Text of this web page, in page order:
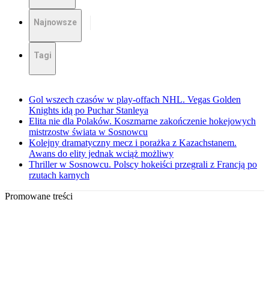
Najnowsze
Tagi
Gol wszech czasów w play-offach NHL. Vegas Golden
Knights idą po Puchar Stanleya
Elita nie dla Polaków. Koszmarne zakończenie hokejowych
mistrzostw świata w Sosnowcu
Kolejny dramatyczny mecz i porażka z Kazachstanem.
Awans do elity jednak wciąż możliwy
Thriller w Sosnowcu. Polscy hokeiści przegrali z Francją po
rzutach karnych
Promowane treści